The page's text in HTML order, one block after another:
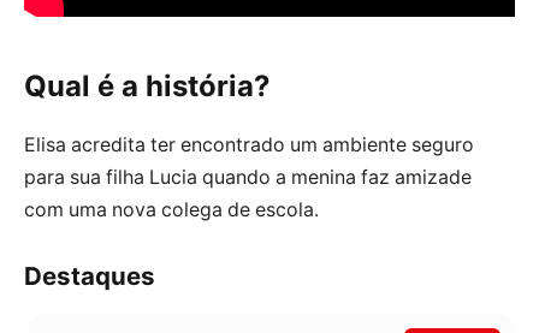
Qual é a história?
Elisa acredita ter encontrado um ambiente seguro
para sua filha Lucia quando a menina faz amizade
com uma nova colega de escola.
Destaques